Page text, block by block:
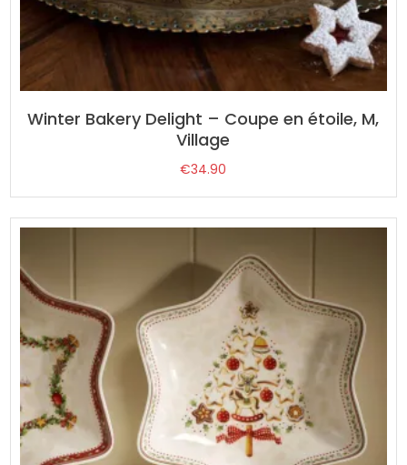
Winter Bakery Delight – Coupe en étoile, M,
Village
€34.90